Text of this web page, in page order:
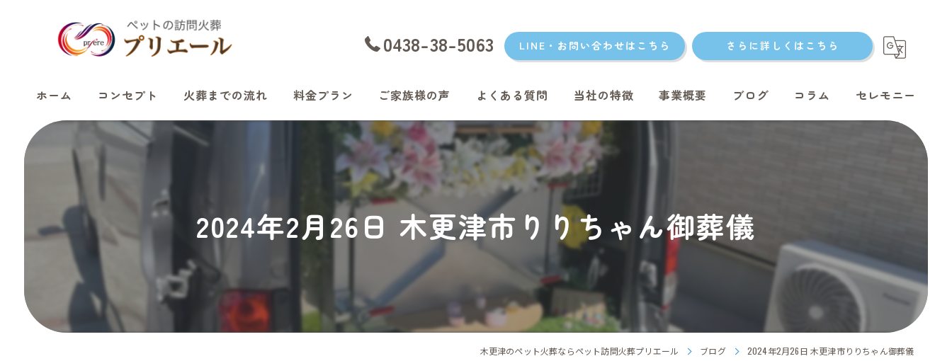
0438-38-5063 LINE・お問い合わせはこちら さらに詳しくはこちら
ホーム コンセプト 火葬までの流れ 料金プラン ご家族様の声 よくある質問 当社の特徴
愛犬
愛猫
君津のペット火葬
富津のペット火葬
袖ケ浦のペット火葬
事業概要 ブログ コラム セレモニー
2024年2月26日 木更津市りりちゃん御葬儀
木更津のペット火葬ならペット訪問火葬プリエール ブログ 2024年2月26日 木更津市りりちゃん御葬儀